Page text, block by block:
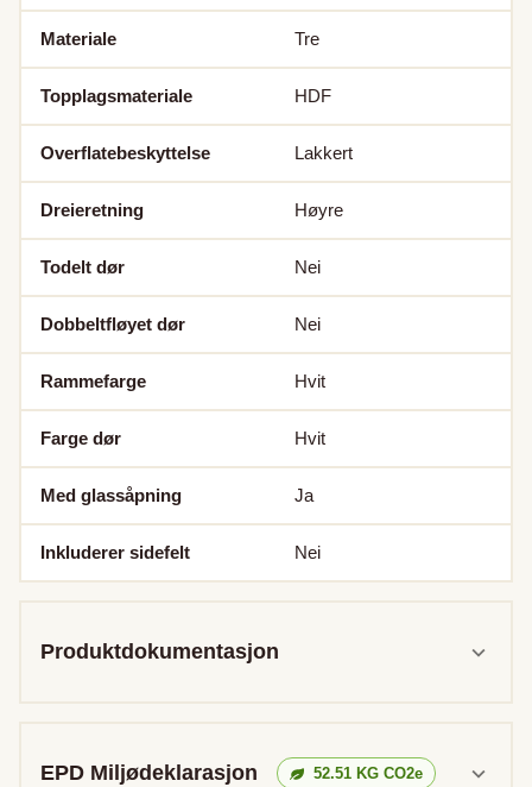
Materiale Tre
Topplagsmateriale HDF
Overflatebeskyttelse Lakkert
Dreieretning Høyre
Todelt dør Nei
Dobbeltfløyet dør Nei
Rammefarge Hvit
Farge dør Hvit
Med glassåpning Ja
Inkluderer sidefelt Nei
Produktdokumentasjon
EPD Miljødeklarasjon 52.51 KG CO2e